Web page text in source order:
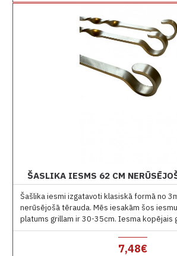
ŠASLIKA IESMS 62 CM
Šašlika iesmi izgatavoti klasiskā formā no
nerūsējošā tērauda. Mēs iesakām šos
platums grillam ir 30-35cm. Iesma kopējais
7,48€